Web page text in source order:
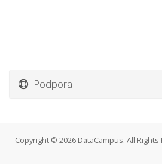
Podpora
Copyright © 2026 DataCampus. All Rights